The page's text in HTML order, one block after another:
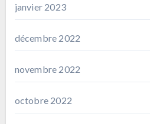
janvier 2023
décembre 2022
novembre 2022
octobre 2022